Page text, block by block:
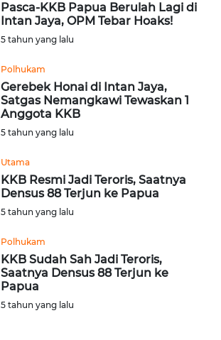
Pasca-KKB Papua Berulah Lagi di
Intan Jaya, OPM Tebar Hoaks!
5 tahun yang lalu
Polhukam
Gerebek Honai di Intan Jaya,
Satgas Nemangkawi Tewaskan 1
Anggota KKB
5 tahun yang lalu
Utama
KKB Resmi Jadi Teroris, Saatnya
Densus 88 Terjun ke Papua
5 tahun yang lalu
Polhukam
KKB Sudah Sah Jadi Teroris,
Saatnya Densus 88 Terjun ke
Papua
5 tahun yang lalu